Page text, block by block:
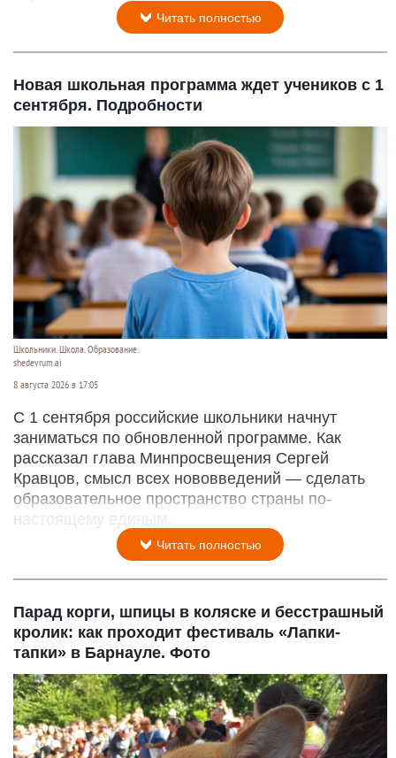
Читать полностью
Новая школьная программа ждет учеников с 1
сентября. Подробности
Школьники. Школа. Образование.
shedevrum.ai
8 августа 2026 в 17:05
С 1 сентября российские школьники начнут
заниматься по обновленной программе. Как
рассказал глава Минпросвещения Сергей
Кравцов, смысл всех нововведений — сделать
образовательное пространство страны по-
настоящему единым.
Читать полностью
Парад корги, шпицы в коляске и бесстрашный
кролик: как проходит фестиваль «Лапки-
тапки» в Барнауле. Фото